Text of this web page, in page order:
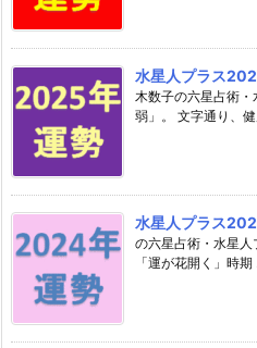
水星人プラス
木数子の六星占術
弱」。 文字通り、
水星人プラス
の六星占術・水星人
「運が花開く」時期